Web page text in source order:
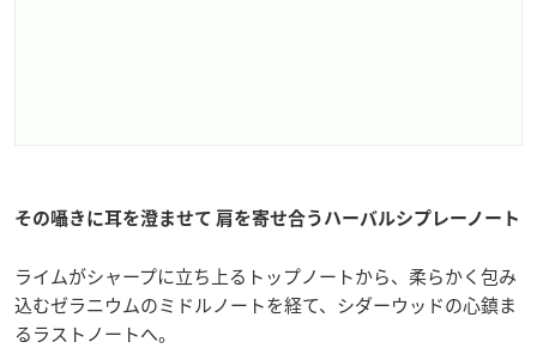
その囁きに耳を澄ませて 肩を寄せ合うハーバルシプレーノート
ライムがシャープに立ち上るトップノートから、柔らかく包み
込むゼラニウムのミドルノートを経て、シダーウッドの心鎮ま
るラストノートへ。